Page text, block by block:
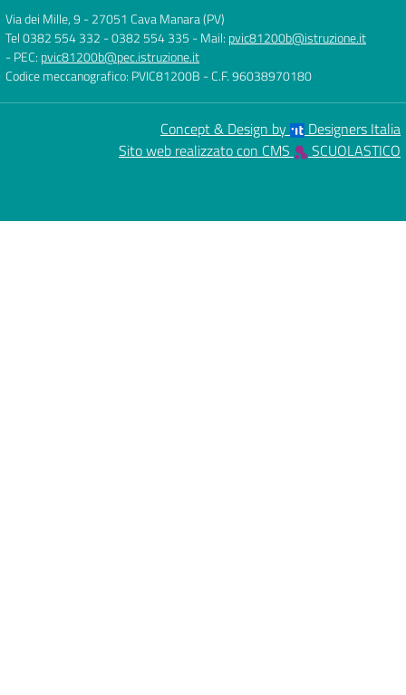
Via dei Mille, 9 -27051 Cava Manara (PV)
Tel 0382 554 332 - 0382 554 335 - Mail: pvic81200b@istruzione.it
- PEC: pvic81200b@pec.istruzione.it
Codice meccanografico: PVIC81200B - C.F. 96038970180
Concept & Design by
Designers Italia
Sito web realizzato con CMS
SCUOLASTICO